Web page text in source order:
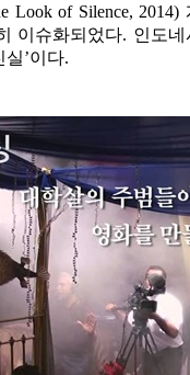
Look of Silence,
이슈화되었다. 인도네
실’이다.